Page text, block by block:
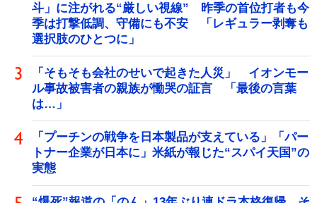
斗」に注がれる“厳しい視線” 昨季の首位打者も今
季は打撃低調、守備にも不安 「レギュラー剥奪も
選択肢のひとつに」
「そもそも会社のせいで起きた人災」 イオンモー
ル事故被害者の親族が慟哭の証言 「最後の言葉
は…」
「プーチンの戦争を日本製品が支えている」「パー
トナー企業が日本に」米紙が報じた“スパイ天国”の
実態